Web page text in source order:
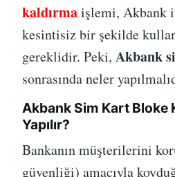
kaldırmaişlemi, Akbank
kesintisiz bir şekilde
gereklidir. Peki, Akbank
sonrasında neler
Akbank Sim Kart Bloke
Yapılır?
Bankanın müşterilerini
güvenliği) amacıyla